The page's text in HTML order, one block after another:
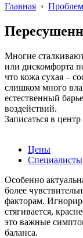
Главная ›
Многие
или дискомфорта
что кожа сухая –
слишком много
естественный
воздействий.
Записаться в центр
Цены
Специалисты
Особенно
более
факторам.
стягивается,
это важные
баланса.